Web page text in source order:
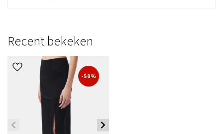
Recent bekeken
-50%